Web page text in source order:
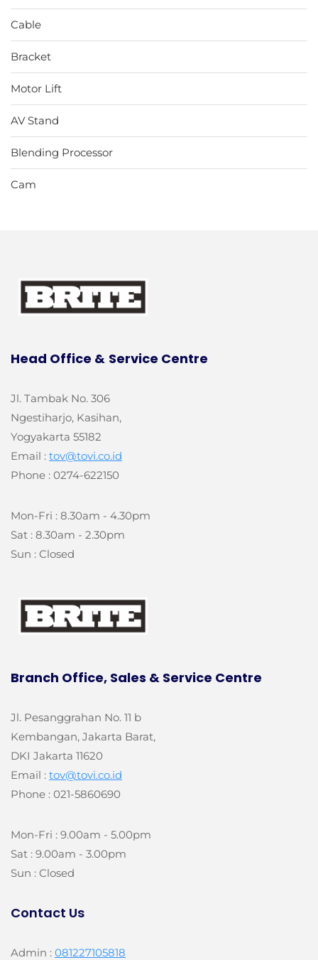
Cable
Bracket
Motor Lift
AV Stand
Blending Processor
Cam
Head Office & Service Centre
Jl. Tambak No. 306
Ngestiharjo, Kasihan,
Yogyakarta 55182
Email : tov@tovi.co.id
Phone : 0274-622150
Mon-Fri : 8.30am - 4.30pm
Sat : 8.30am - 2.30pm
Sun : Closed
Branch Office, Sales & Service Centre
Jl. Pesanggrahan No. 11 b
Kembangan, Jakarta Barat,
DKI Jakarta 11620
Email : tov@tovi.co.id
Phone : 021-5860690
Mon-Fri : 9.00am - 5.00pm
Sat : 9.00am - 3.00pm
Sun : Closed
Contact Us
Admin : 081227105818